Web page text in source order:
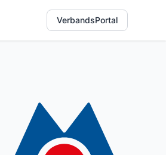
VerbandsPortal